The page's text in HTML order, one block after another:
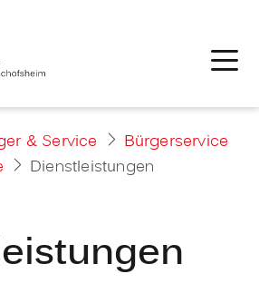
& Service
Bürgerservice
Dienstleistungen